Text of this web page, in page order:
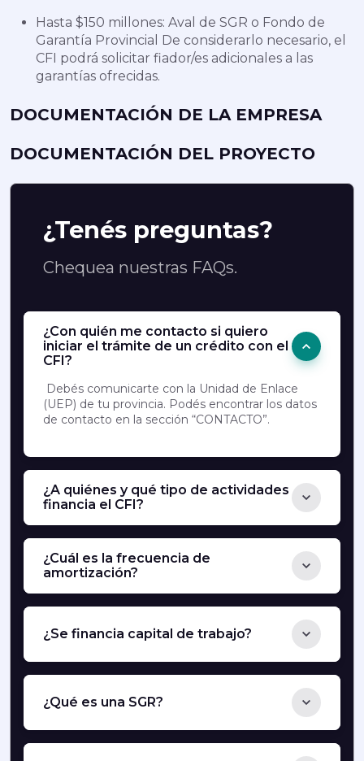
Hasta $150 millones: Aval de SGR o Fondo de
Garantía Provincial De considerarlo necesario, el
CFI podrá solicitar fiador/es adicionales a las
garantías ofrecidas.
DOCUMENTACIÓN DE LA EMPRESA
DOCUMENTACIÓN DEL PROYECTO
¿Tenés preguntas?
Chequea nuestras FAQs.
¿Con quién me contacto si quiero
iniciar el trámite de un crédito con el
CFI?
Debés comunicarte con la Unidad de Enlace
(UEP) de tu provincia. Podés encontrar los datos
de contacto en la sección “CONTACTO”.
¿A quiénes y qué tipo de actividades
financia el CFI?
¿Cuál es la frecuencia de
amortización?
¿Se financia capital de trabajo?
¿Qué es una SGR?